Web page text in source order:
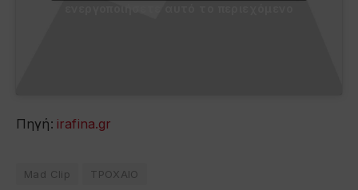
Πηγή: irafina.gr
Mad Clip ΤΡΟΧΑΙΟ